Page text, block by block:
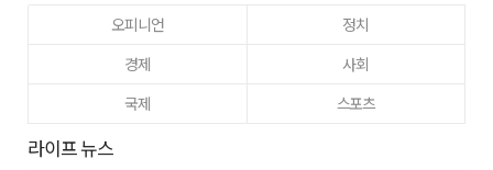
오피니언
정치
경제
사회
국제
스포츠
라이프 뉴스